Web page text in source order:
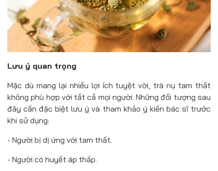
Lưu ý quan trọng
Mặc dù mang lại nhiều lợi ích tuyệt vời, trà nụ tam thất
không phù hợp với tất cả mọi người. Những đối tượng sau
đây cần đặc biệt lưu ý và tham khảo ý kiến bác sĩ trước
khi sử dụng:
- Người bị dị ứng với tam thất.
- Người có huyết áp thấp.